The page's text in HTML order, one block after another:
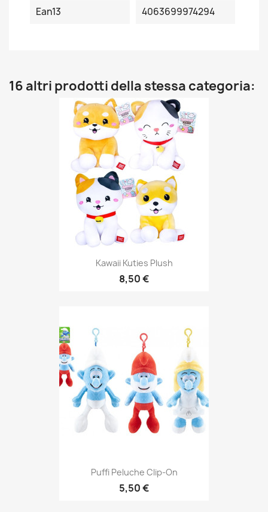
Ean13 4063699974294
16 altri prodotti della stessa categoria:
Kawaii Kuties Plush
8,50 €
Puffi Peluche Clip-On
5,50 €